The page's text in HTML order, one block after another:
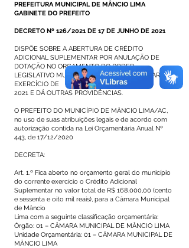
PREFEITURA MUNICIPAL DE MÂNCIO LIMA
GABINETE DO PREFEITO
DECRETO Nº 126/2021 DE 17 DE JUNHO DE 2021
DISPÕE SOBRE A ABERTURA DE CRÉDITO
ADICIONAL SUPLEMENTAR POR ANULAÇÃO DE
DOTAÇÃO NO ORÇAMENTO DO PODER
LEGISLATIVO MUNICIPAL DE MÂNCIO LIMA PARA O
EXERCÍCIO DE
2021 E DÁ OUTRAS PROVIDÊNCIAS.
O PREFEITO DO MUNICÍPIO DE MÂNCIO LIMA/AC,
no uso de suas atribuições legais e de acordo com
autorização contida na Lei Orçamentária Anual Nº
443, de 17/12/2020
DECRETA:
Art. 1.º Fica aberto no orçamento geral do município
do corrente exercício o Crédito Adicional
Suplementar no valor total de R$ 168.000,00 (cento
e sessenta e oito mil reais), para a Câmara Municipal
de Mâncio
Lima com a seguinte classificação orçamentária:
Órgão: 01 – CÂMARA MUNICIPAL DE MÂNCIO LIMA
Unidade Orçamentária: 01 – CÂMARA MUNICIPAL DE
MÂNCIO LIMA